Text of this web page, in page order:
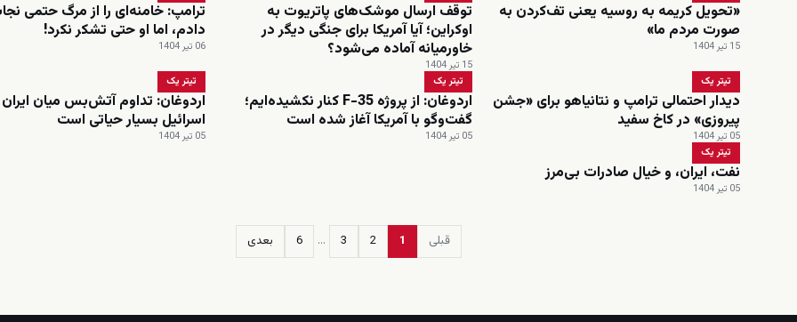
«تحویل کریمه به روسیه یعنی تف‌کردن به
صورت مردم ما»
15 تیر 1404
توقف ارسال موشک‌های پاتریوت به
اوکراین؛ آیا آمریکا برای جنگی دیگر در
خاورمیانه آماده می‌شود؟
15 تیر 1404
ترامپ: خامنه‌ای را از مرگ حتمی
دادم، اما او حتی تشکر نکرد!
06 تیر 1404
تیتر یک
دیدار احتمالی ترامپ و نتانیاهو برای «جشن
پیروزی» در کاخ سفید
05 تیر 1404
تیتر یک
اردوغان: از پروژه F-35 کنار نکشیده‌ایم؛
گفت‌وگو با آمریکا آغاز شده است
05 تیر 1404
تیتر یک
اردوغان: تداوم آتش‌بس میان
اسرائیل بسیار حیاتی است
05 تیر 1404
تیتر یک
نفت، ایران، و خیال صادرات بی‌مرز
05 تیر 1404
قبلی 1
2
3
…
6 بعدی